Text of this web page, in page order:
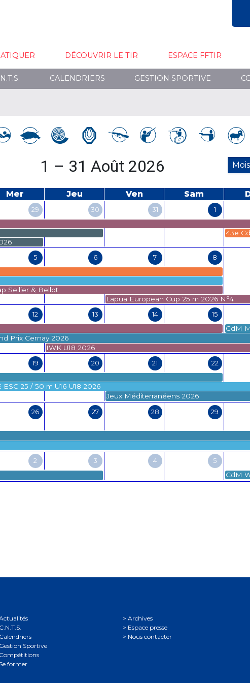
DÉCOUVRIR LE TIR ESPACE FFTIR
CALENDRIERS GESTION SPORTIVE
Mois
1 – 31 Août 2026
Mer Jeu Ven Sam
29 30 31 1
43e
5 6 7 8
Sellier & Bellot
Lapua European Cup 25 m 2026 N°4
12 13 14 15
CdM
Prix Cernay 2026
IWK U18 2026
19 20 21 22
ESC 25 / 50 m U16-U18 2026
Jeux Méditerranéens 2026
26 27 28 29
2 3 4 5
CdM
C.N.T.S.
Calendriers
Gestion Sportive
Compétitions
Se former
Archives
Espace presse
Nous contacter